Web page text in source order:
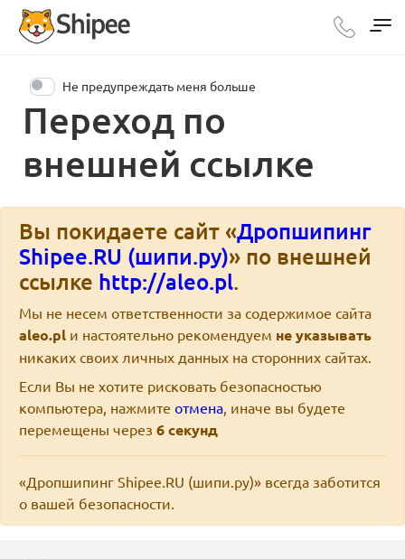
Переход по
внешней ссылке
Не предупреждать меня больше
Вы покидаете сайт «Дропшипинг
Shipee.RU (шипи.ру)» по внешней
ссылке http://aleo.pl.
Мы не несем ответственности за содержимое сайта
aleo.pl и настоятельно рекомендуем не указывать
никаких своих личных данных на сторонних сайтах.
Если Вы не хотите рисковать безопасностью
компьютера, нажмите отмена, иначе вы будете
перемещены через 6секунд
«Дропшипинг Shipee.RU (шипи.ру)» всегда заботится
о вашей безопасности.